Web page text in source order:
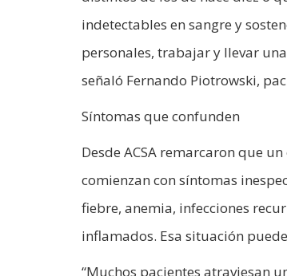
indetectables en sangre y
personales, trabajar y llevar
señaló Fernando Piotrowski,
Síntomas que confunden
Desde ACSA remarcaron que
comienzan con síntomas
fiebre, anemia, infecciones
inflamados. Esa situación
“Muchos pacientes atraviesan